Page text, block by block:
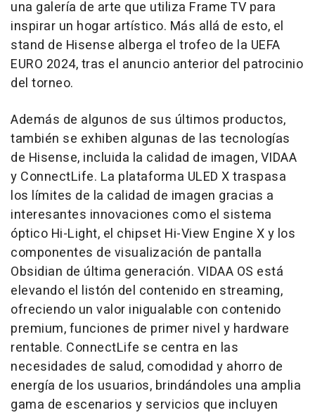
una galería de arte que utiliza Frame TV para
inspirar un hogar artístico. Más allá de esto, el
stand de Hisense alberga el trofeo de la UEFA
EURO 2024, tras el anuncio anterior del patrocinio
del torneo.
Además de algunos de sus últimos productos,
también se exhiben algunas de las tecnologías
de Hisense, incluida la calidad de imagen, VIDAA
y ConnectLife. La plataforma ULED X traspasa
los límites de la calidad de imagen gracias a
interesantes innovaciones como el sistema
óptico Hi-Light, el chipset Hi-View Engine X y los
componentes de visualización de pantalla
Obsidian de última generación. VIDAA OS está
elevando el listón del contenido en streaming,
ofreciendo un valor inigualable con contenido
premium, funciones de primer nivel y hardware
rentable. ConnectLife se centra en las
necesidades de salud, comodidad y ahorro de
energía de los usuarios, brindándoles una amplia
gama de escenarios y servicios que incluyen